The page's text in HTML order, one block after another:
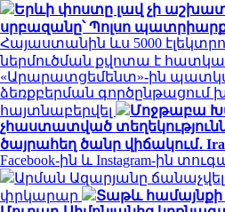
Երևի փոստը լավ չի
սրբազանը՝ Պոլսո
Հայաստանին ևս 5000
ներմուծման քվոտա է
«Արարատցեմենտ»-ին
ձեռքբերման գործընթացում
հայտնաբերվել
Մոջթաբա
չհաստատված
ծայրահեղ ծանր վիճակում․
Facebook-ին և Instagram-ին
Արման Ազարյանը
փրկարար
Տաթև